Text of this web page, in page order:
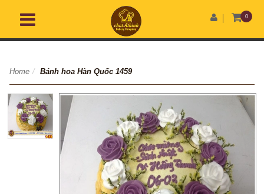
0
Home / Bánh hoa Hàn Quốc 1459